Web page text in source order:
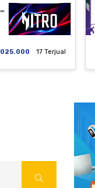
17 Terjual